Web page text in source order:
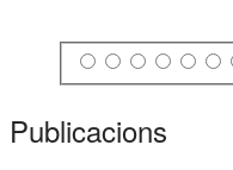
Publicacions